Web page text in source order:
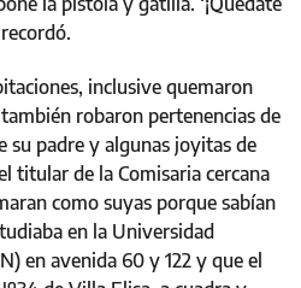
inclusive quemaron
robaron pertenencias de
su padre y algunas joyitas de
titular de la Comisaria cercana
como suyas porque sabían
en la Universidad
en avenida 60 y 122 y que el